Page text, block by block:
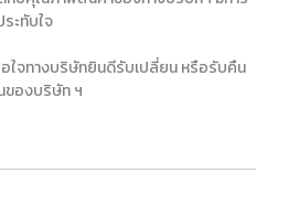
ะทับใจ
จทางบริษัทยินดีรับเปลี่ยน หรือรับคืน
ของบริษัท ฯ